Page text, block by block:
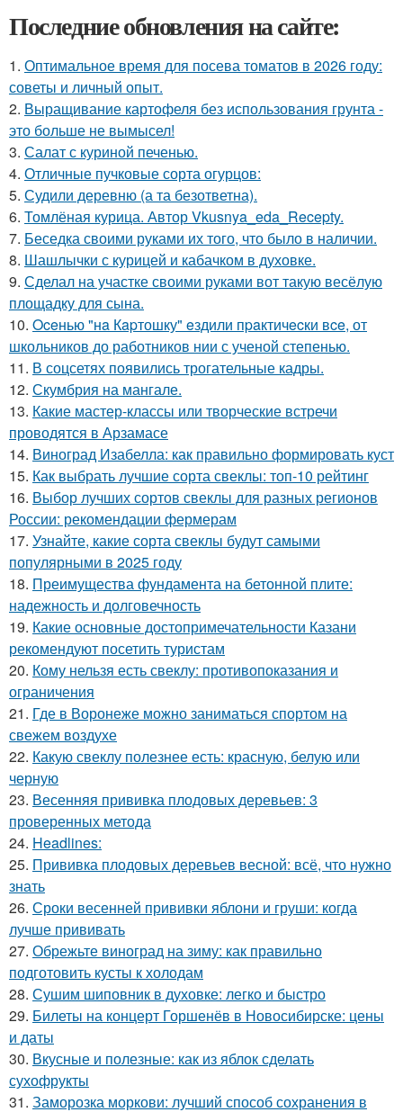
Последние обновления на сайте:
1. Оптимальное время для посева томатов в 2026 году:
советы и личный опыт.
2. Выращивание картофеля без использования грунта -
это больше не вымысел!
3. Салат с куриной печенью.
4. Отличные пучковые сорта огурцов:
5. Судили деревню (а та безответна).
6. Томлёная курица. Автор Vkusnya_eda_Recepty.
7. Беседка своими руками их того, что было в наличии.
8. Шашлычки с курицей и кабачком в духовке.
9. Сделал на участке своими руками вот такую весёлую
площадку для сына.
10. Oceнью "нa Кapтошку" eздили пpaктичecки вce, от
школьников до работников нии с ученой степенью.
11. В соцсетях появились трогательные кадры.
12. Скумбрия на мангале.
13. Какие мастер-классы или творческие встречи
проводятся в Арзамасе
14. Виноград Изабелла: как правильно формировать куст
15. Как выбрать лучшие сорта свеклы: топ-10 рейтинг
16. Выбор лучших сортов свеклы для разных регионов
России: рекомендации фермерам
17. Узнайте, какие сорта свеклы будут самыми
популярными в 2025 году
18. Преимущества фундамента на бетонной плите:
надежность и долговечность
19. Какие основные достопримечательности Казани
рекомендуют посетить туристам
20. Кому нельзя есть свеклу: противопоказания и
ограничения
21. Где в Воронеже можно заниматься спортом на
свежем воздухе
22. Какую свеклу полезнее есть: красную, белую или
черную
23. Весенняя прививка плодовых деревьев: 3
проверенных метода
24. Headlines:
25. Прививка плодовых деревьев весной: всё, что нужно
знать
26. Сроки весенней прививки яблони и груши: когда
лучше прививать
27. Обрежьте виноград на зиму: как правильно
подготовить кусты к холодам
28. Сушим шиповник в духовке: легко и быстро
29. Билеты на концерт Горшенёв в Новосибирске: цены
и даты
30. Вкусные и полезные: как из яблок сделать
сухофрукты
31. Заморозка моркови: лучший способ сохранения в